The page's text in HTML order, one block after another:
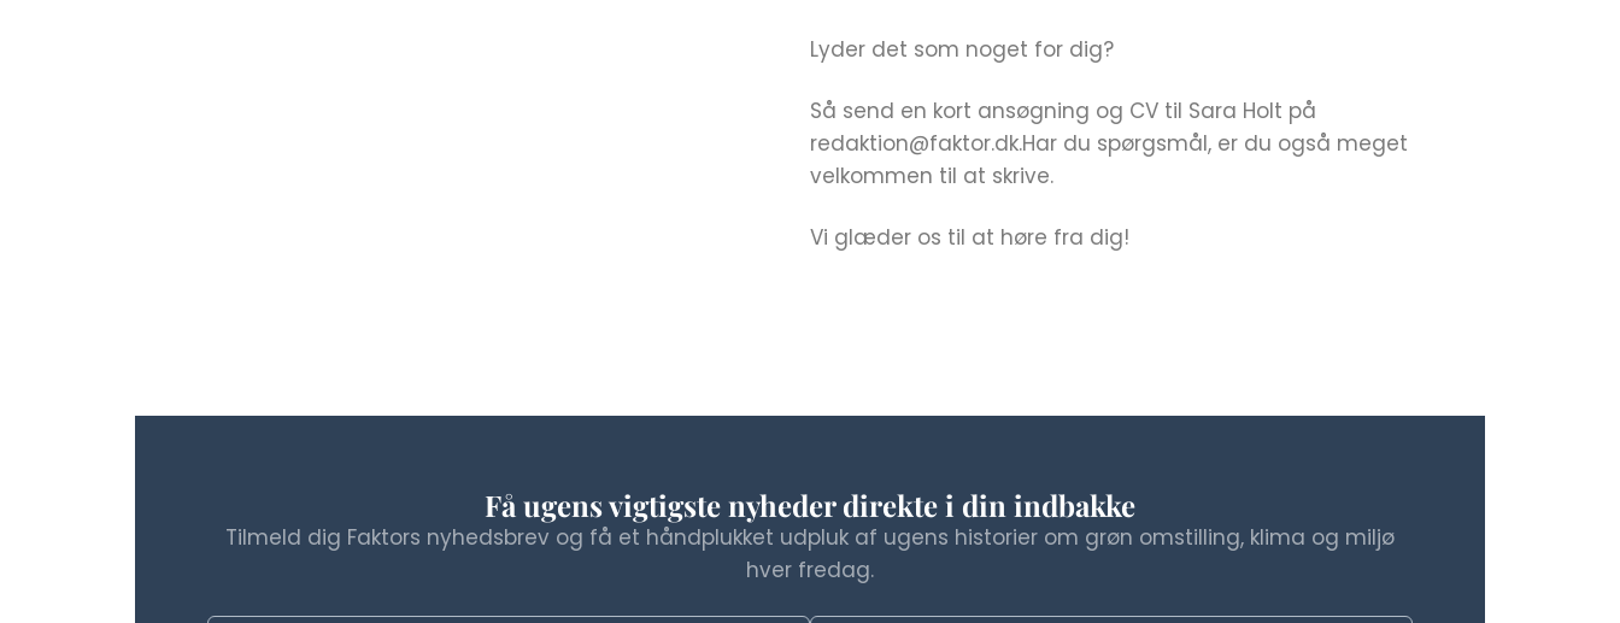
Lyder det som noget for dig?
Så send en kort ansøgning og CV til Sara Holt på
redaktion@faktor.dk.Har du spørgsmål, er du også meget
velkommen til at skrive.
Vi glæder os til at høre fra dig!
Få ugens vigtigste nyheder direkte i din indbakke
Tilmeld dig Faktors nyhedsbrev og få et håndplukket udpluk af ugens historier om grøn omstilling, klima og miljø
hver fredag.